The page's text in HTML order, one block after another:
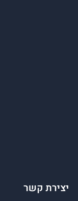
יצירת קשר